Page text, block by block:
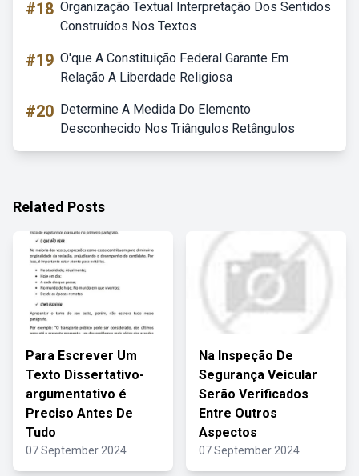
#18 Organização Textual Interpretação Dos Sentidos
Construídos Nos Textos
#19 O'que A Constituição Federal Garante Em
Relação A Liberdade Religiosa
#20 Determine A Medida Do Elemento
Desconhecido Nos Triângulos Retângulos
Related Posts
Para Escrever Um
Texto Dissertativo-
argumentativo é
Preciso Antes De
Tudo
07 September 2024
Na Inspeção De
Segurança Veicular
Serão Verificados
Entre Outros
Aspectos
07 September 2024